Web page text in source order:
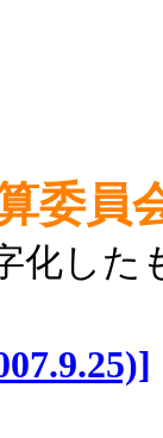
委員
化した